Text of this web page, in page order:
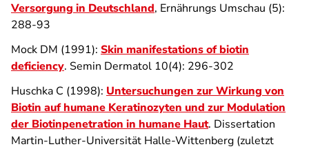
Versorgung in Deutschland, Ernährungs Umschau (5):
288-93
Mock DM (1991): Skin manifestations of biotin
deficiency. Semin Dermatol 10(4): 296-302
Huschka C (1998): Untersuchungen zur Wirkung von
Biotin auf humane Keratinozyten und zur Modulation
der Biotinpenetration in humane Haut. Dissertation
Martin-Luther-Universität Halle-Wittenberg (zuletzt